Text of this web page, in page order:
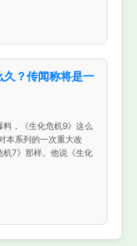
久？传闻称将是一
料，《生化危机9》这么
本系列的一次重大改
7》那样。他说《生化